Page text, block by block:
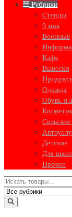
Рубрики
Стенды
9 мая
Военные
Кафе
Вывески
Одежда
Обувь и
Сельское
Детские
Для
Прочее